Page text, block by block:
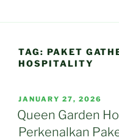
TAG: PAKET
HOSPITALITY
POSTED
ON
JANUARY 27, 2026
Queen Garden
Perkenalkan